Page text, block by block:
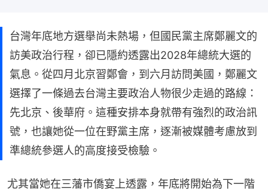
台灣年底地方選舉尚未熱場，但國民黨主席鄭麗文的
訪美政治行程，卻已隱約透露出2028年總統大選的
氣息。從四月北京習鄭會，到六月訪問美國，鄭麗文
選擇了一條過去台灣主要政治人物很少走過的路線：
先北京、後華府。這種安排本身就帶有強烈的政治訊
號，也讓她從一位在野黨主席，逐漸被媒體考慮放到
準總統參選人的高度接受檢驗。
尤其當她在三藩市僑宴上透露，年底將開始為下一階